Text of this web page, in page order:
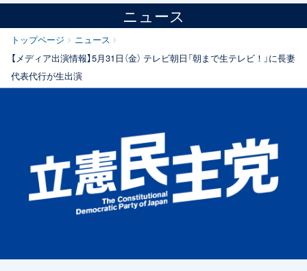
ニュース
トップページ
ニュース
【メディア出演情報】5月31日（金） テレビ朝日「朝まで生テレビ！」に長妻
代表代行が生出演